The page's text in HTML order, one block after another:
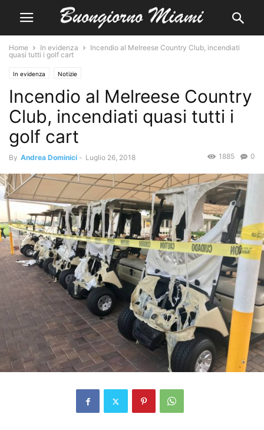
Home In evidenza
Incendio al Melreese Country Club, incendiati
quasi tutti i golf cart
In evidenza Notizie
Incendio al Melreese Country
Club, incendiati quasi tutti i
golf cart
By Andrea Dominici - Luglio 26, 2018 0
1885